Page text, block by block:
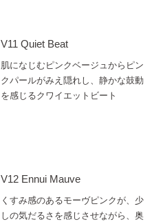
V11 Quiet Beat
肌になじむピンクベージュからピン
クパールがみえ隠れし、静かな鼓動
を感じるクワイエットビート
V12 Ennui Mauve
くすみ感のあるモーヴピンクが、少
しの気だるさを感じさせながら、奥